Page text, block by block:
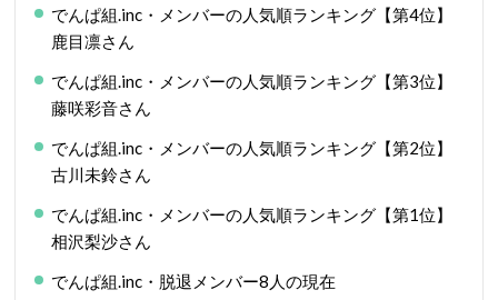
でんぱ組.inc・メンバーの人気順ランキング【第4位】
鹿目凛さん
でんぱ組.inc・メンバーの人気順ランキング【第3位】
藤咲彩音さん
でんぱ組.inc・メンバーの人気順ランキング【第2位】
古川未鈴さん
でんぱ組.inc・メンバーの人気順ランキング【第1位】
相沢梨沙さん
でんぱ組.inc・脱退メンバー8人の現在